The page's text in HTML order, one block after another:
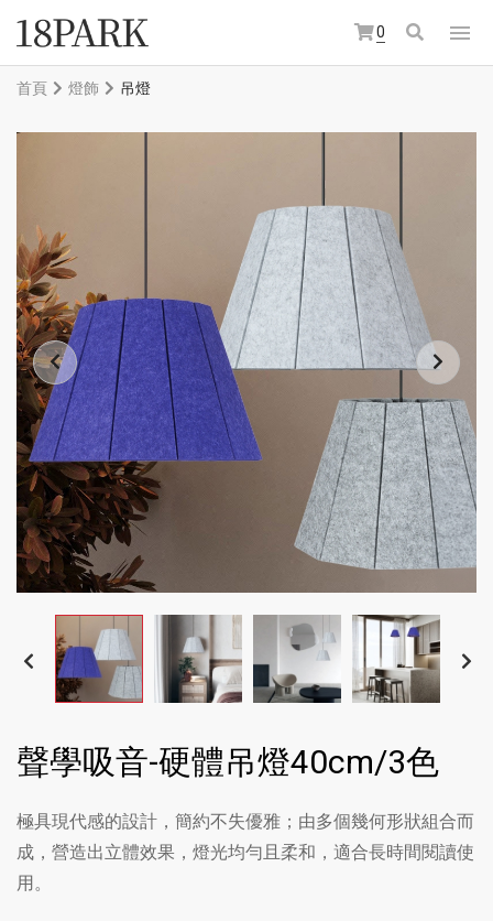
0
首頁 燈飾 吊燈
聲學吸音-硬體吊燈40cm/3色
極具現代感的設計，簡約不失優雅；由多個幾何形狀組合而
成，營造出立體效果，燈光均勻且柔和，適合長時間閱讀使
用。